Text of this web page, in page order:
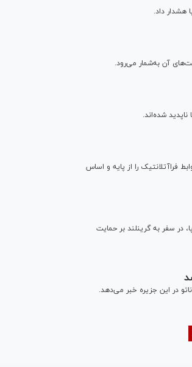
هشدار داد.
آن به‌شمار می‌رود.
شده‌اند.
فراآتلانتیک را از پایه و اساس
در سفر به گرینلند بر حمایت
در این جزیره خبر می‌دهد.